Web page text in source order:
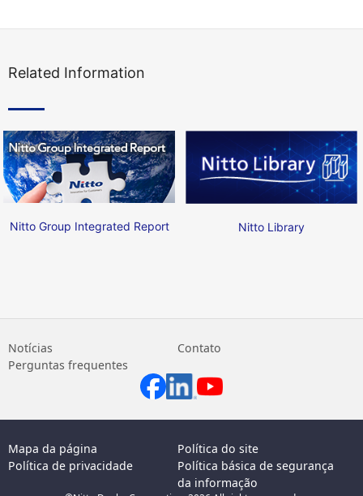
Related Information
Nitto Group Integrated Report Nitto Library
Notícias
Contato
Perguntas frequentes
Mapa da página
Política do site
Política de privacidade
Política básica de segurança
da informação